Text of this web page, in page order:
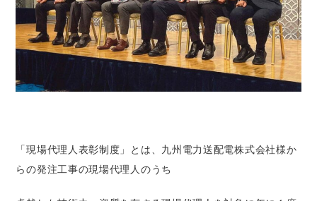
「現場代理人表彰制度」とは、九州電力送配電株式会社様か
らの発注工事の現場代理人のうち